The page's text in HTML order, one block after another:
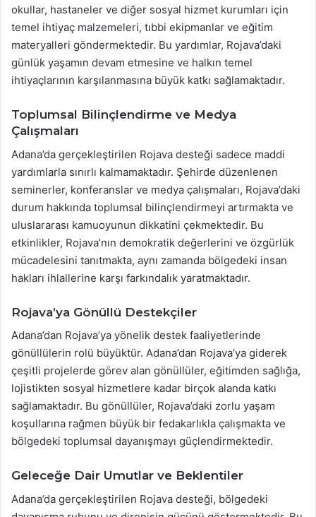
okullar, hastaneler ve diğer sosyal hizmet kurumları için
temel ihtiyaç malzemeleri, tıbbi ekipmanlar ve eğitim
materyalleri göndermektedir. Bu yardımlar, Rojava’daki
günlük yaşamın devam etmesine ve halkın temel
ihtiyaçlarının karşılanmasına büyük katkı sağlamaktadır.
Toplumsal Bilinçlendirme ve Medya
Çalışmaları
Adana’da gerçekleştirilen Rojava desteği sadece maddi
yardımlarla sınırlı kalmamaktadır. Şehirde düzenlenen
seminerler, konferanslar ve medya çalışmaları, Rojava’daki
durum hakkında toplumsal bilinçlendirmeyi artırmakta ve
uluslararası kamuoyunun dikkatini çekmektedir. Bu
etkinlikler, Rojava’nın demokratik değerlerini ve özgürlük
mücadelesini tanıtmakta, aynı zamanda bölgedeki insan
hakları ihlallerine karşı farkındalık yaratmaktadır.
Rojava’ya Gönüllü Destekçiler
Adana’dan Rojava’ya yönelik destek faaliyetlerinde
gönüllülerin rolü büyüktür. Adana’dan Rojava’ya giderek
çeşitli projelerde görev alan gönüllüler, eğitimden sağlığa,
lojistikten sosyal hizmetlere kadar birçok alanda katkı
sağlamaktadır. Bu gönüllüler, Rojava’daki zorlu yaşam
koşullarına rağmen büyük bir fedakarlıkla çalışmakta ve
bölgedeki toplumsal dayanışmayı güçlendirmektedir.
Geleceğe Dair Umutlar ve Beklentiler
Adana’da gerçekleştirilen Rojava desteği, bölgedeki